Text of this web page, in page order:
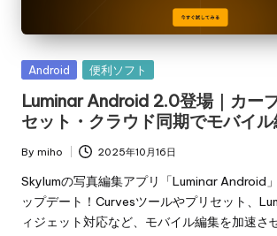
Posted
Android 便利ソフト
Luminar Android 2.0登場｜カー
セット・クラウド同期でモバイ
Posted
by
By miho 2025年10月16日
Skylumの写真編集アプリ「Luminar Android
ップデート！Curvesツールやプリセット、
ィジェット対応など、モバイル編集を加速さ